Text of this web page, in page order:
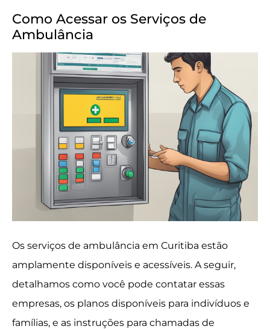
Como Acessar os Serviços de
Ambulância
Os serviços de ambulância em Curitiba estão
amplamente disponíveis e acessíveis. A seguir,
detalhamos como você pode contatar essas
empresas, os planos disponíveis para indivíduos e
famílias, e as instruções para chamadas de